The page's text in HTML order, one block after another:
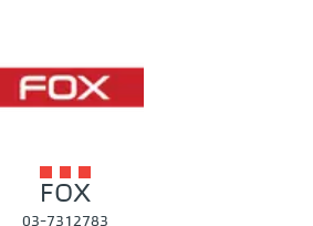
FOX
03-7312783